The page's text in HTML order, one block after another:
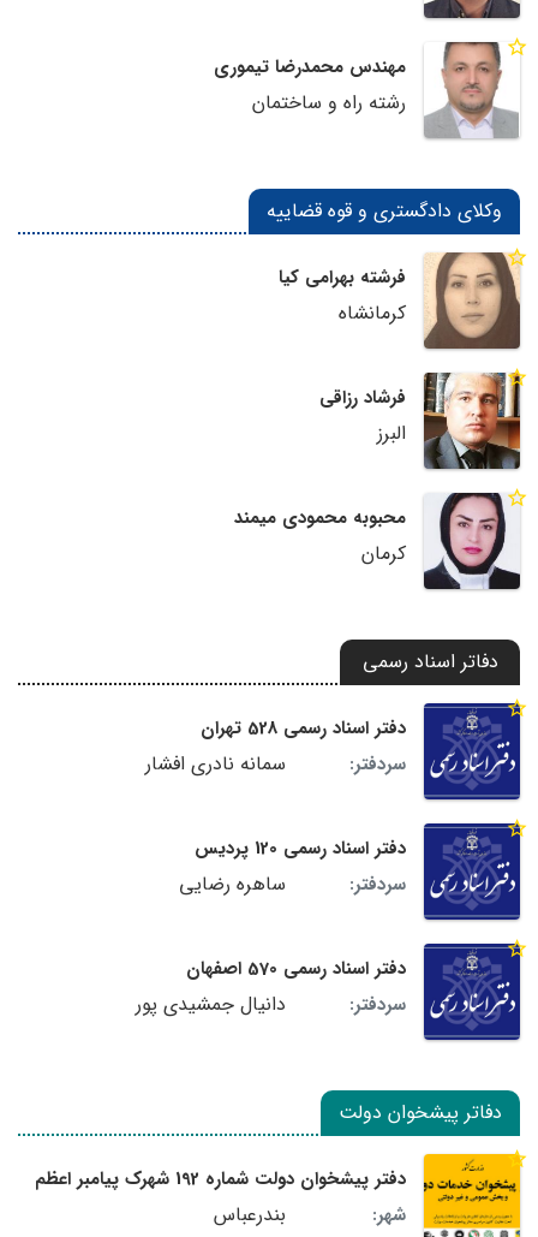
مهندس محمدرضا تیموری
رشته راه و ساختمان
وکلای دادگستری و قوه قضاییه
فرشته بهرامی کیا
کرمانشاه
فرشاد رزاقی
البرز
محبوبه محمودی میمند
کرمان
دفاتر اسناد رسمی
دفتر اسناد رسمی 528 تهران
سردفتر:
سمانه نادری افشار
دفتر اسناد رسمی 120 پردیس
سردفتر:
ساهره رضایی
دفتر اسناد رسمی 570 اصفهان
سردفتر:
دانیال جمشیدی پور
دفاتر پیشخوان دولت
دفتر پیشخوان دولت شماره 192 شهرک پیامبر اعظم
شهر:
بندرعباس